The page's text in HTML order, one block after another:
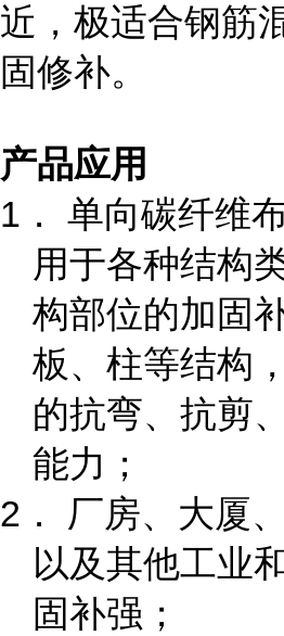
近，极适合钢筋
固修补。
产品应用
1． 单向碳纤维
用于各种结构
构部位的加固
板、柱等结构
的抗弯、抗剪
能力；
2． 厂房、大厦
以及其他工业
固补强；